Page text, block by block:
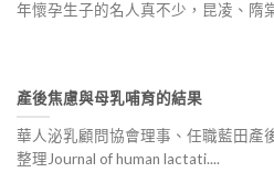
年懷孕生子的名人真不少，昆凌、隋
產後焦慮與母乳哺育的結果
華人泌乳顧問協會理事、任職藍田產
整理Journal of human lactati....